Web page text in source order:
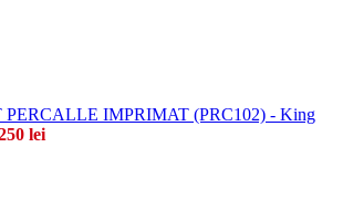
PERCALLE IMPRIMAT (PRC102) - King
lei